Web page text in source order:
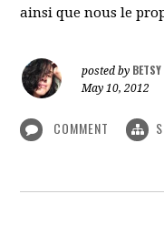
ainsi que nous le
posted by
May 10, 2012
COMMENT